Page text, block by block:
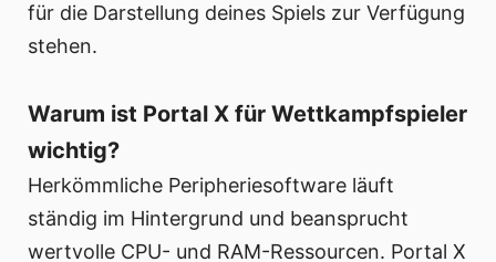
für die Darstellung deines Spiels zur Verfügung
stehen.
Warum ist Portal X für Wettkampfspieler
wichtig?
Herkömmliche Peripheriesoftware läuft
ständig im Hintergrund und beansprucht
wertvolle CPU- und RAM-Ressourcen. Portal X